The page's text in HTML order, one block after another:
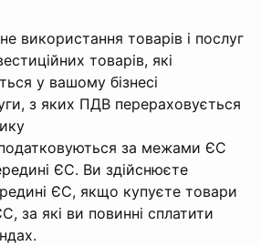
використання товарів і послуг
товарів, які
у вашому бізнесі
з яких ПДВ перераховується
за межами ЄС
ЄС. Ви здійснюєте
ЄС, якщо купуєте товари
за які ви повинні сплатити